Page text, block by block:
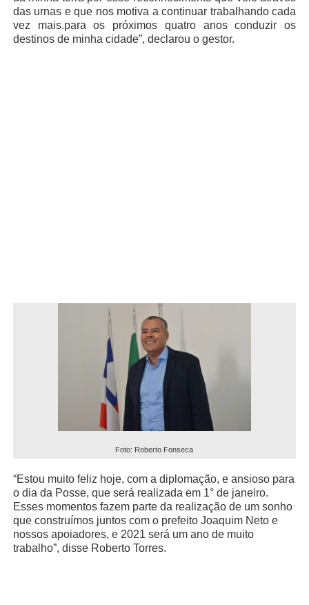
das urnas e que nos motiva a continuar trabalhando cada
vez mais.para os próximos quatro anos conduzir os
destinos de minha cidade”, declarou o gestor.
Foto: Roberto Fonseca
“Estou muito feliz hoje, com a diplomação, e ansioso para
o dia da Posse, que será realizada em 1° de janeiro.
Esses momentos fazem parte da realização de um sonho
que construímos juntos com o prefeito Joaquim Neto e
nossos apoiadores, e 2021 será um ano de muito
trabalho”, disse Roberto Torres.